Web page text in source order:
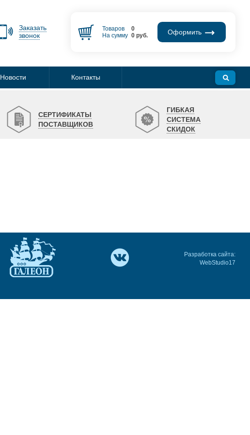
Заказать
звонок
Товаров
0
На сумму 0руб. Оформить
Новости Контакты
СЕРТИФИКАТЫ
ПОСТАВЩИКОВ
ГИБКАЯ
СИСТЕМА
СКИДОК
Разработка сайта:
WebStudio17